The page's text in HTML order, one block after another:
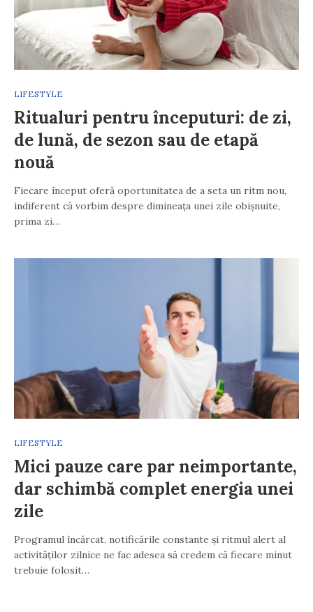
LIFESTYLE
Ritualuri pentru începuturi: de zi,
de lună, de sezon sau de etapă
nouă
Fiecare început oferă oportunitatea de a seta un ritm nou,
indiferent că vorbim despre dimineața unei zile obișnuite,
prima zi…
LIFESTYLE
Mici pauze care par neimportante,
dar schimbă complet energia unei
zile
Programul încărcat, notificările constante și ritmul alert al
activităților zilnice ne fac adesea să credem că fiecare minut
trebuie folosit…